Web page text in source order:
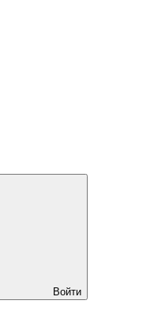
Войти